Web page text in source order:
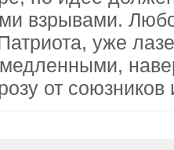
взрывами.
уже
от